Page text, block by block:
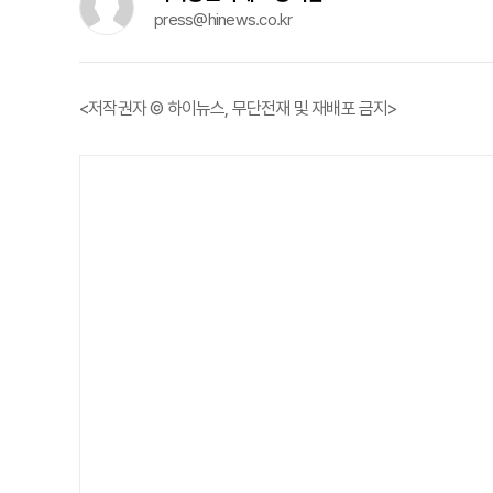
press@hinews.co.kr
<저작권자 © 하이뉴스, 무단전재 및 재배포 금지>